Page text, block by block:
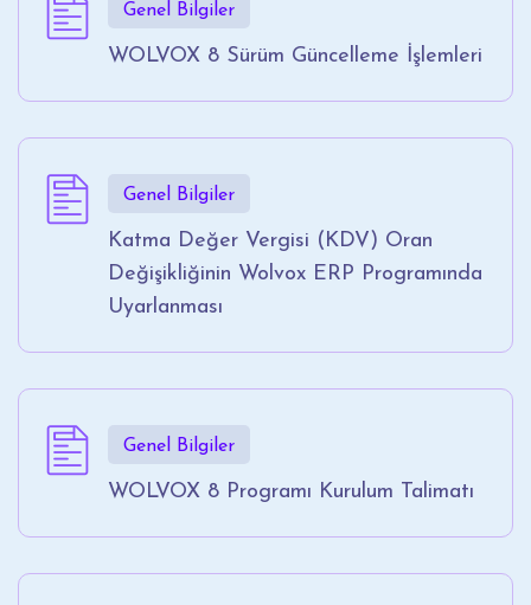
Genel Bilgiler
WOLVOX 8 Sürüm Güncelleme İşlemleri
Genel Bilgiler
Katma Değer Vergisi (KDV) Oran
Değişikliğinin Wolvox ERP Programında
Uyarlanması
Genel Bilgiler
WOLVOX 8 Programı Kurulum Talimatı